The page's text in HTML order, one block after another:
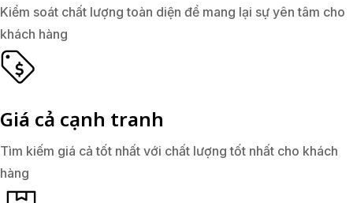
Kiểm soát chất lượng toàn diện để mang lại sự yên tâm cho
khách hàng
Giá cả cạnh tranh
Tìm kiếm giá cả tốt nhất với chất lượng tốt nhất cho khách
hàng